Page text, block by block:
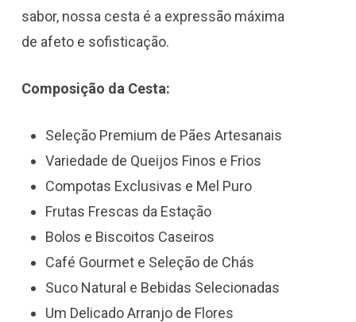
sabor, nossa cesta é a expressão máxima
de afeto e sofisticação.
Composição da Cesta:
Seleção Premium de Pães Artesanais
Variedade de Queijos Finos e Frios
Compotas Exclusivas e Mel Puro
Frutas Frescas da Estação
Bolos e Biscoitos Caseiros
Café Gourmet e Seleção de Chás
Suco Natural e Bebidas Selecionadas
Um Delicado Arranjo de Flores